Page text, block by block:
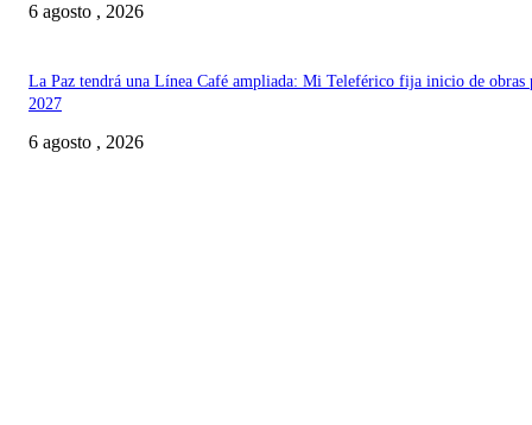
6 agosto , 2026
La Paz tendrá una Línea Café ampliada: Mi Teleférico fija inicio de obras
2027
6 agosto , 2026